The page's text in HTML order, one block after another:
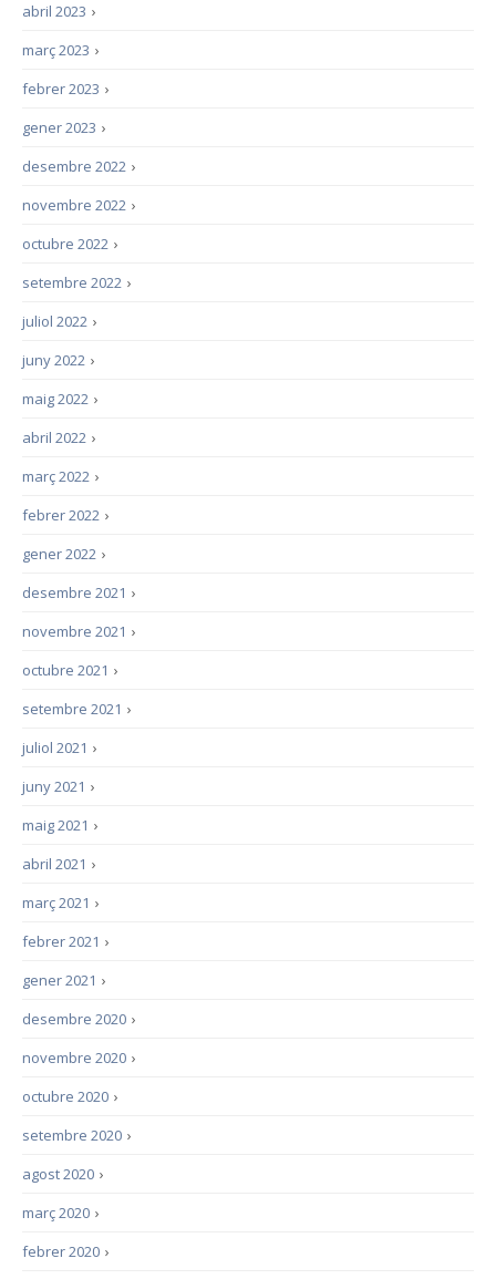
›
abril 2023
›
març 2023
›
febrer 2023
›
gener 2023
›
desembre 2022
›
novembre 2022
›
octubre 2022
›
setembre 2022
›
juliol 2022
›
juny 2022
›
maig 2022
›
abril 2022
›
març 2022
›
febrer 2022
›
gener 2022
›
desembre 2021
›
novembre 2021
›
octubre 2021
›
setembre 2021
›
juliol 2021
›
juny 2021
›
maig 2021
›
abril 2021
›
març 2021
›
febrer 2021
›
gener 2021
›
desembre 2020
›
novembre 2020
›
octubre 2020
›
setembre 2020
›
agost 2020
›
març 2020
›
febrer 2020